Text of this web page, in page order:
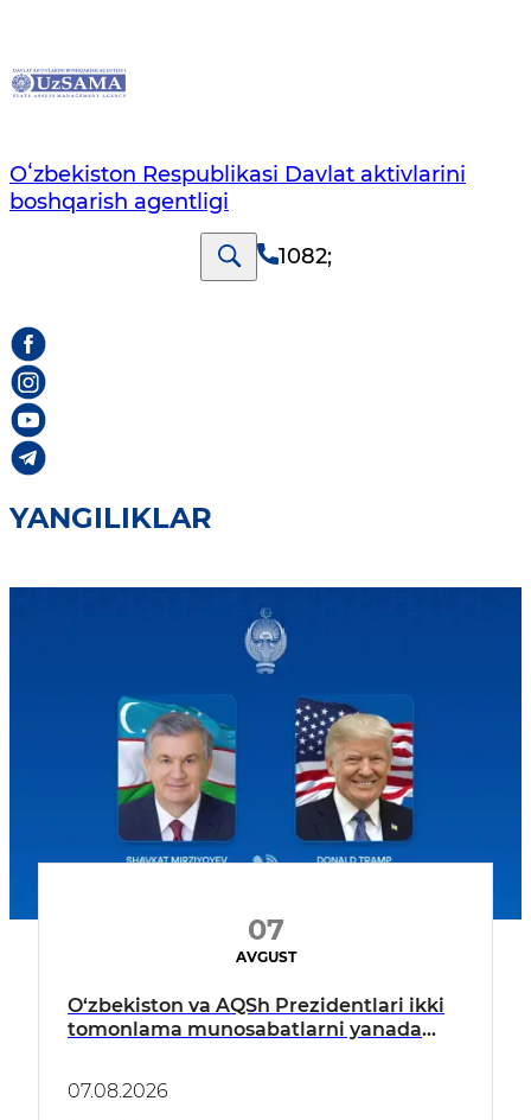
Oʻzbekiston Respublikasi Davlat aktivlarini
boshqarish agentligi
1082;
YANGILIKLAR
07
AVGUST
O‘zbekiston va AQSh Prezidentlari ikki
tomonlama munosabatlarni yanada
07.08.2026